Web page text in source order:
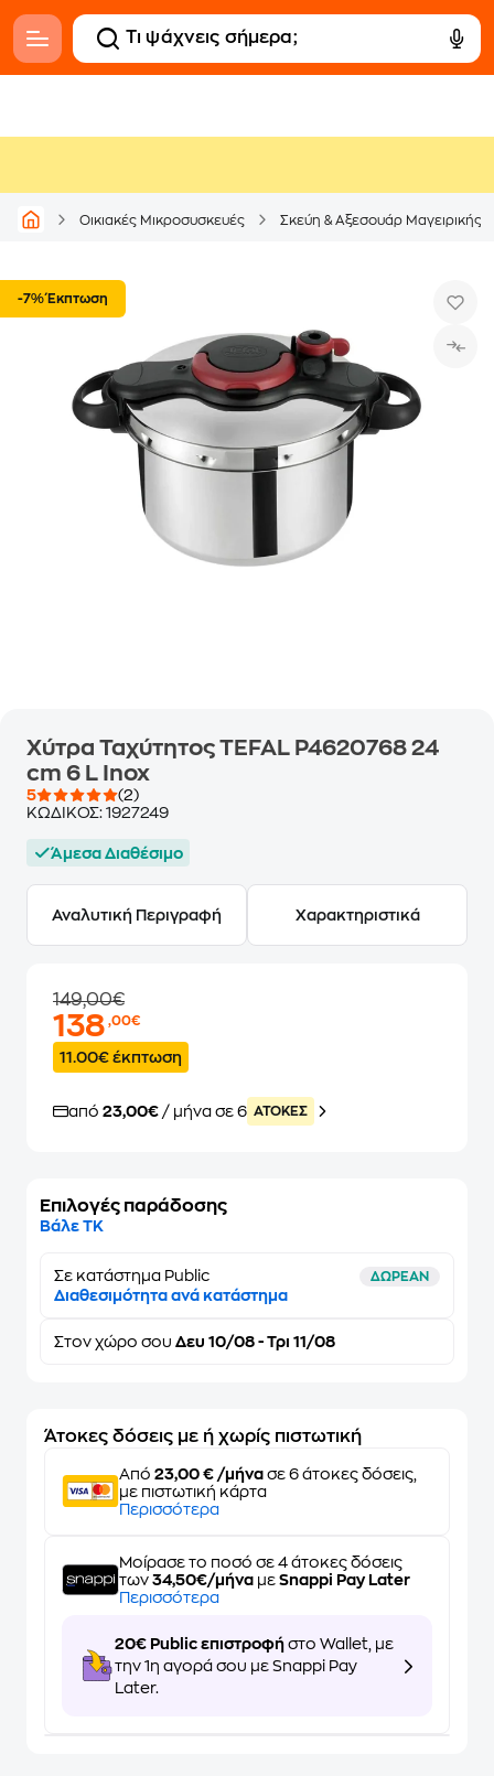
Οικιακές Μικροσυσκευές Σκεύη & Αξεσουάρ Μαγειρικής
-7% Έκπτωση
Χύτρα Ταχύτητος TEFAL P4620768 24
cm 6 L Inox
5
(2)
ΚΩΔΙΚΟΣ: 1927249
Άμεσα Διαθέσιμο
Αναλυτική Περιγραφή Χαρακτηριστικά
149,00€
138,00€
11.00€ έκπτωση
από 23,00€ / μήνα σε 6 ATOKEΣ
Επιλογές παράδοσης
Βάλε ΤΚ
Σε κατάστημα Public ΔΩΡΕΑΝ
Διαθεσιμότητα ανά κατάστημα
Στον χώρο σου Δευ 10/08 - Τρι 11/08
Άτοκες δόσεις με ή χωρίς πιστωτική
Από 23,00 € /μήνα σε 6 άτοκες δόσεις,
με πιστωτική κάρτα
Περισσότερα
Μοίρασε το ποσό σε 4 άτοκες δόσεις
των 34,50€/μήνα με Snappi Pay Later
Περισσότερα
20€ Public επιστροφή στο Wallet, με
την 1η αγορά σου με Snappi Pay
Later.